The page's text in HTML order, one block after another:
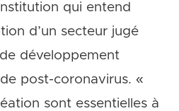
qui entend
d’un secteur jugé
développement
post-coronavirus. «
sont essentielles à